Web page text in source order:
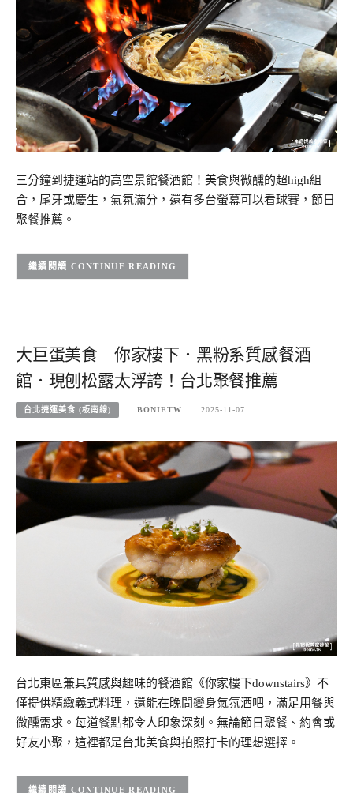
三分鐘到捷運站的高空景館餐酒館！美食與微醺的超high組
合，尾牙或慶生，氣氛滿分，還有多台螢幕可以看球賽，節日
聚餐推薦。
CONTINUE READING
大巨蛋美食｜你家樓下．黑粉系質感餐酒
館．現刨松露太浮誇！台北聚餐推薦
台北捷運美食 (板南線) BONIETW 2025-11-07
台北東區兼具質感與趣味的餐酒館《你家樓下downstairs》不
僅提供精緻義式料理，還能在晚間變身氣氛酒吧，滿足用餐與
微醺需求。每道餐點都令人印象深刻。無論節日聚餐、約會或
好友小聚，這裡都是台北美食與拍照打卡的理想選擇。
CONTINUE READING